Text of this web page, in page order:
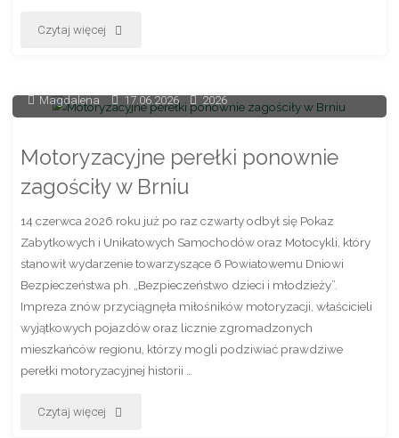
Czytaj więcej "Kolejne
z
światem
Magdalena 17.06.2026 2026
Motoryzacyjne perełki ponownie
zagościły w Brniu
14 czerwca 2026 roku już po raz czwarty odbył się Pokaz
Zabytkowych i Unikatowych Samochodów oraz Motocykli, który
stanowił wydarzenie towarzyszące 6 Powiatowemu Dniowi
Bezpieczeństwa ph. „Bezpieczeństwo dzieci i młodzieży”.
Impreza znów przyciągnęła miłośników motoryzacji, właścicieli
wyjątkowych pojazdów oraz licznie zgromadzonych
mieszkańców regionu, którzy mogli podziwiać prawdziwe
perełki motoryzacyjnej historii …
Czytaj więcej "Motoryzacyjne